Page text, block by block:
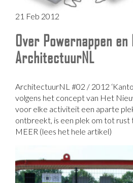
21 Feb 2012
Over Powernappen en
ArchitectuurNL
ArchitectuurNL #02 / 2012
volgens het concept van Het
voor elke activiteit een aparte
ontbreekt, is een plek om tot rust
MEER (lees het hele artikel)